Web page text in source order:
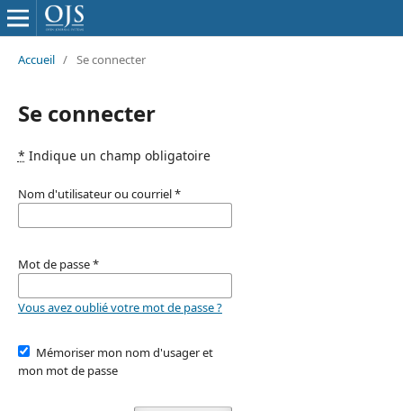
Accueil / Se connecter
Se connecter
* Indique un champ obligatoire
Nom d'utilisateur ou courriel*
Mot de passe*
Vous avez oublié votre mot de passe ?
Mémoriser mon nom d'usager et
mon mot de passe